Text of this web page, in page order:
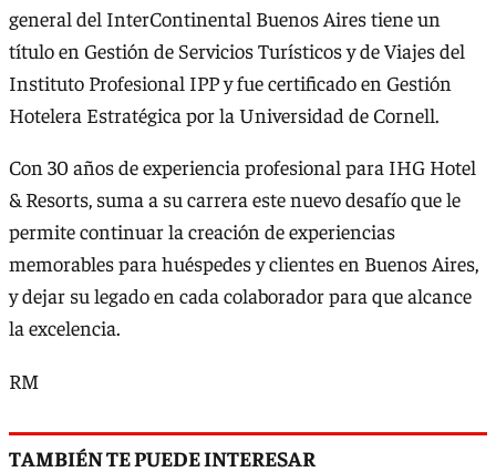
general del InterContinental Buenos Aires tiene un
título en Gestión de Servicios Turísticos y de Viajes del
Instituto Profesional IPP y fue certificado en Gestión
Hotelera Estratégica por la Universidad de Cornell.
Con 30 años de experiencia profesional para IHG Hotel
& Resorts, suma a su carrera este nuevo desafío que le
permite continuar la creación de experiencias
memorables para huéspedes y clientes en Buenos Aires,
y dejar su legado en cada colaborador para que alcance
la excelencia.
RM
TAMBIÉN TE PUEDE INTERESAR